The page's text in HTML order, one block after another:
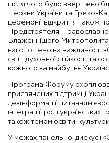
після чого було звершено
Церкви України та Греко-
церемонії відкриття також
Предстоятеля
Блаженнішого Митрополита
наголошено на важливості
світі, духовної стійкості та
кожного за майбутнє
Програма Форуму
присвячених підтримці
дезінформації, питанням
інтеграції, ролі
також темам освіти,
У межах панельної дискусії